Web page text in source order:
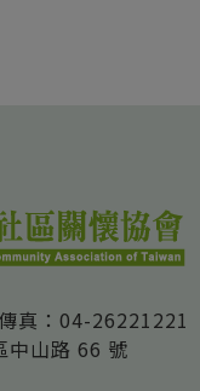
傳真：04-26221221
中山路 66 號